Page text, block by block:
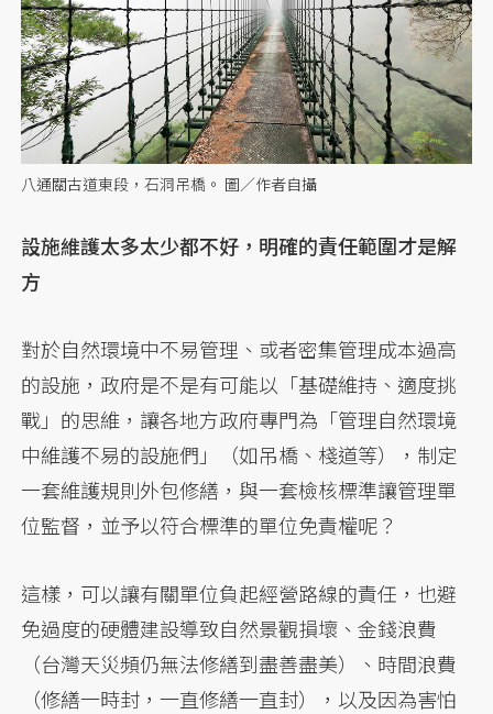
八通關古道東段，石洞吊橋。 圖／作者自攝
設施維護太多太少都不好，明確的責任範圍才是解
方
對於自然環境中不易管理、或者密集管理成本過高
的設施，政府是不是有可能以「基礎維持、適度挑
戰」的思維，讓各地方政府專門為「管理自然環境
中維護不易的設施們」（如吊橋、棧道等），制定
一套維護規則外包修繕，與一套檢核標準讓管理單
位監督，並予以符合標準的單位免責權呢？
這樣，可以讓有關單位負起經營路線的責任，也避
免過度的硬體建設導致自然景觀損壞、金錢浪費
（台灣天災頻仍無法修繕到盡善盡美）、時間浪費
（修繕一時封，一直修繕一直封），以及因為害怕